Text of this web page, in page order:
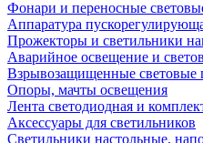
Фонари и переносные
Аппаратура
Прожекторы и светильники
Аварийное освещение и
Взрывозащищенные световые
Опоры, мачты освещения
Лента светодиодная и
Аксессуары для светильников
Светильники настольные,